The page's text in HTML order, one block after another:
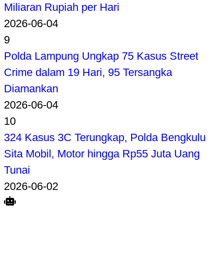
Miliaran Rupiah per Hari
2026-06-04
9
Polda Lampung Ungkap 75 Kasus Street
Crime dalam 19 Hari, 95 Tersangka
Diamankan
2026-06-04
10
324 Kasus 3C Terungkap, Polda Bengkulu
Sita Mobil, Motor hingga Rp55 Juta Uang
Tunai
2026-06-02